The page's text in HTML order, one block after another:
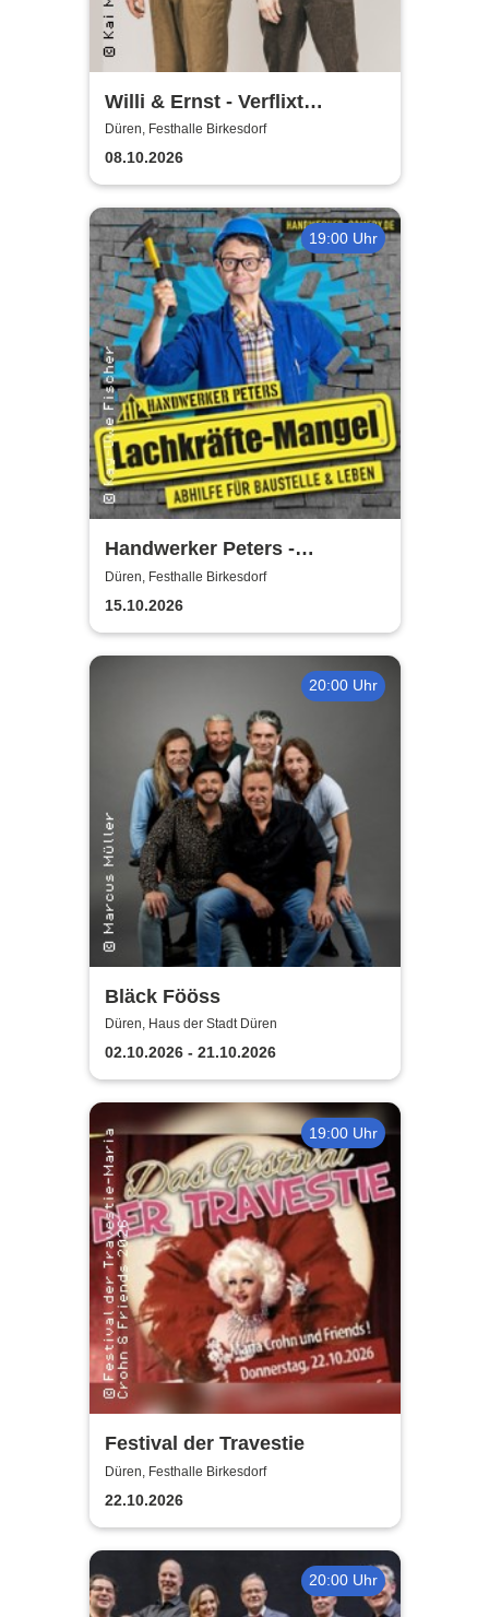
Willi & Ernst - Verflixt
nochemol
Düren, Festhalle Birkesdorf
08.10.2026
19:00 Uhr
Handwerker Peters -
Lachkräfte-Mangel | Abhilfe
für Baustelle & Leben
Düren, Festhalle Birkesdorf
15.10.2026
20:00 Uhr
Bläck Fööss
Düren, Haus der Stadt Düren
02.10.2026 - 21.10.2026
19:00 Uhr
Festival der Travestie
Düren, Festhalle Birkesdorf
22.10.2026
20:00 Uhr